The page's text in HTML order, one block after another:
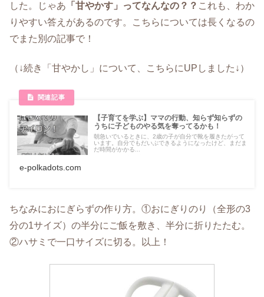
した。じゃあ 「甘やかす」ってなんなの？？ これも、わか
りやすい答えがあるのです。こちらについては長くなるの
でまた別の記事で！
（↓続き「甘やかし」について、こちらにUPしました↓）
【子育てを学ぶ】ママの行動、知らず知らずの
うちに子どものやる気を奪ってるかも！
朝急いでいるときに、2歳の子が自分で靴を履きたがって
います。自分でもだいぶできるようになったけど、まだま
だ時間がかかる...
e-polkadots.com
ちなみにおにぎらずの作り方。①おにぎりのり（全形の3
分の1サイズ）の半分にご飯を敷き、半分に折りたたむ。
②ハサミで一口サイズに切る。以上！